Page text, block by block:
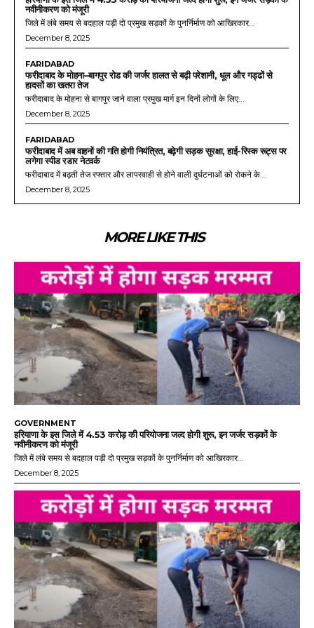
नवीनीकरण को मंजूरी
जिले में लंबे समय से बदहाल पड़ी दो प्रमुख सड़कों के पुनर्निर्माण को आखिरकार...
December 8, 2025
FARIDABAD
फरीदाबाद के मोहना–बागपुर रोड की जर्जर हालत से बढ़ी परेशानी, धूल और गड्ढों से
हादसों का खतरा तेज
फरीदाबाद के मोहना से बागपुर जाने वाला प्रमुख मार्ग इन दिनों लोगों के लिए...
December 8, 2025
FARIDABAD
फरीदाबाद में अब वाहनों की गति होगी नियंत्रित, बढ़ेगी सड़क सुरक्षा, हाई-रिस्क रूट्स पर
लगेगा स्पीड रडार नेटवर्क
फरीदाबाद में बढ़ती तेज रफ्तार और लापरवाही से होने वाली दुर्घटनाओं को रोकने के...
December 8, 2025
MORE LIKE THIS
GOVERNMENT
हरियाणा के इस जिले में 4.53 करोड़ की परियोजना जल्द होगी शुरू, इन जर्जर सड़कों के
नवीनीकरण को मंजूरी
जिले में लंबे समय से बदहाल पड़ी दो प्रमुख सड़कों के पुनर्निर्माण को आखिरकार...
December 8, 2025